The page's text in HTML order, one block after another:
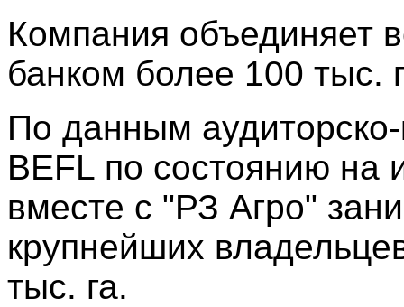
Компания объединяет
банком более 100 тыс.
По данным
BEFL по состоянию на
вместе с "РЗ Агро"
крупнейших
тыс. га.